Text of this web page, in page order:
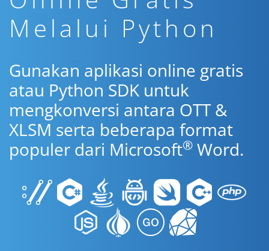
Melalui Python
Gunakan aplikasi online gratis
atau Python SDK untuk
mengkonversi antara OTT &
XLSM serta beberapa format
populer dari Microsoft® Word.